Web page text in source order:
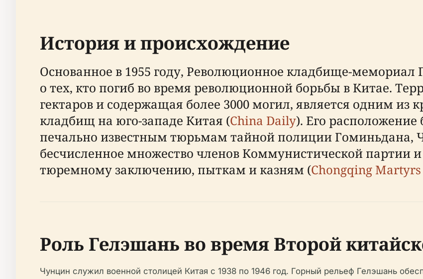
История и происхождение
Основанное в 1955 году, Революционное кладбище-мемориал
о тех, кто погиб во время революционной борьбы в Китае.
гектаров и содержащая более 3000 могил, является одним
кладбищ на юго-западе Китая (China Daily). Его расположение
печально известным тюрьмам тайной полиции Гоминьдана,
бесчисленное множество членов Коммунистической партии
тюремному заключению, пыткам и казням (Chongqing
Роль Гелэшань во время Второй
Чунцин служил военной столицей Китая с 1938 по 1946 год. Горный рельеф Гелэшань